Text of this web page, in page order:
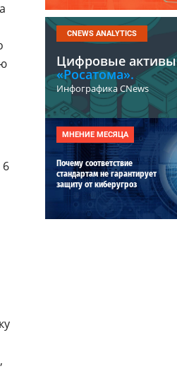
,
CNEWS ANALYTICS
Цифровые активы
«Росатома».
Инфографика CNews
МНЕНИЕ МЕСЯЦА
Почему соответствие
стандартам не гарантирует
защиту от киберугроз